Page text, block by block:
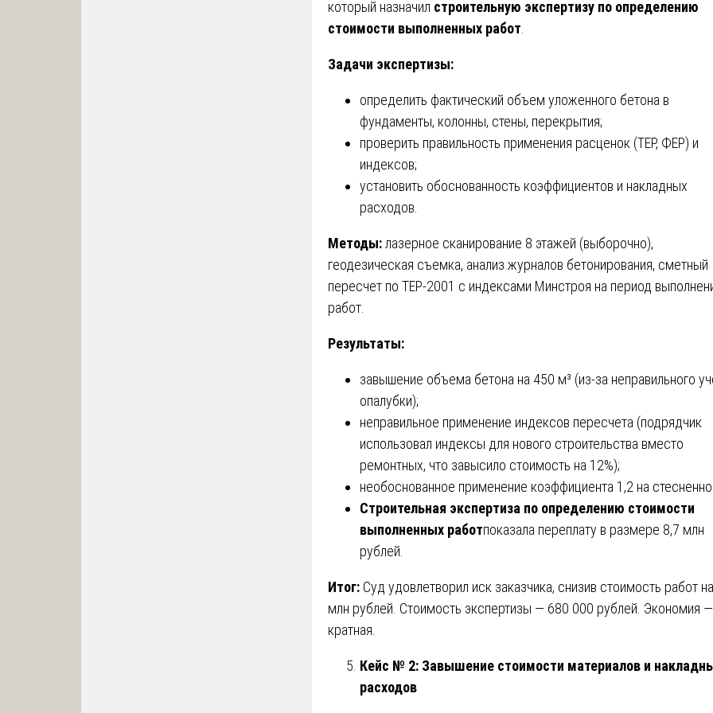
который назначил строительную экспертизу по определению
стоимости выполненных работ
Задачи экспертизы:
определить фактический объем уложенного бетона в
фундаменты, колонны, стены, перекрытия;
проверить правильность применения расценок (ТЕР, ФЕР) и
индексов;
установить обоснованность коэффициентов и накладных
расходов.
Методы: лазерное сканирование 8 этажей (выборочно),
геодезическая съемка, анализ журналов бетонирования, сметный
пересчет по ТЕР-2001 с индексами Минстроя на период
работ.
Результаты:
завышение объема бетона на 450 м³ (из-за неправильного
опалубки);
неправильное применение индексов пересчета (подрядчик
использовал индексы для нового строительства вместо
ремонтных, что завысило стоимость на 12%);
необоснованное применение коэффициента 1,2 на
Строительная экспертиза по определению стоимости
выполненных работпоказала переплату в размере 8,7 млн
рублей.
Итог: Суд удовлетворил иск заказчика, снизив стоимость работ
млн рублей. Стоимость экспертизы — 680 000 рублей. Экономия
кратная.
Кейс № 2: Завышение стоимости материалов и
расходов